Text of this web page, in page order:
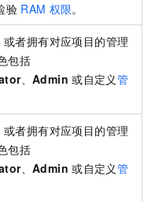
验 RAM 权限。
或者拥有对应项目的管理
包括
、Admin 或自定义管
或者拥有对应项目的管理
包括
、Admin 或自定义管